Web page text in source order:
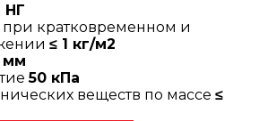
НГ
кратковременном и
≤ 1 кг/м2
мм
50 кПа
веществ по массе ≤